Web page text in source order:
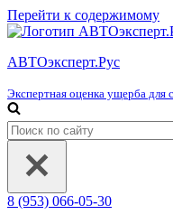
Перейти к содержимому
АВТОэксперт.Рус
Экспертная оценка ущерба для
Искать...
8 (953) 066-05-30